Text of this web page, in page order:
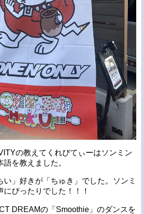
の教えてくれびてぃーはソンミン
を教えました。
い」好きが「ちゅき」でした。ソンミ
にぴったりでした！！！
DREAMの「Smoothie」のダンスを